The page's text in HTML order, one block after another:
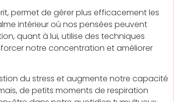
permet de gérer plus efficacement les
intérieur où nos pensées peuvent
quant à lui, utilise des techniques
notre concentration et améliorer
du stress et augmente notre capacité
de petits moments de respiration